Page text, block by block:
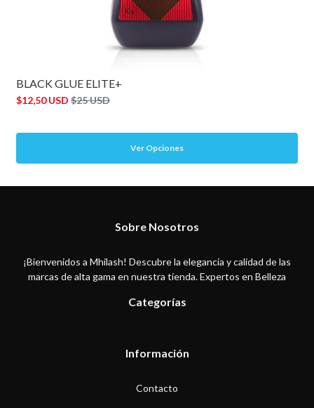
BLACK GLUE ELITE+
$12,50 USD $25 USD
Ver Opciones
Sobre Nosotros
¡Bienvenidos a Mhilash! Descubre la elegancia y calidad de las
marcas de alta gama en nuestra tienda. Expertos en Belleza
Categorías
Información
Contacto